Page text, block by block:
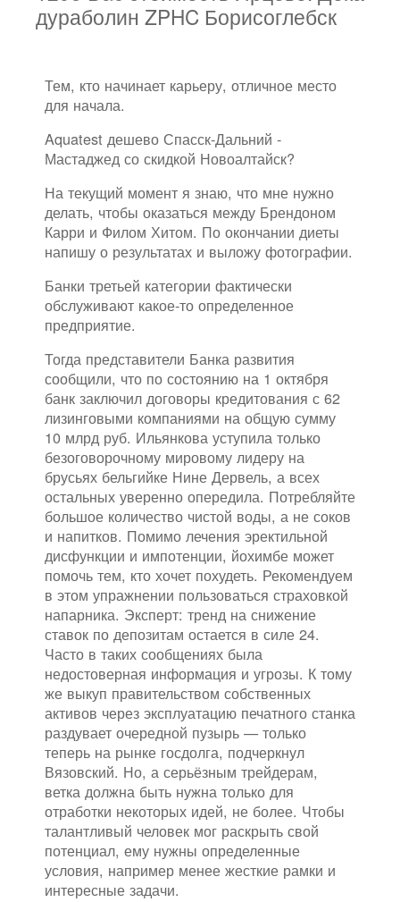
дураболин ZPHC Борисоглебск
Тем, кто начинает карьеру, отличное место
для начала.
Aquatest дешево Спасск-Дальний -
Мастаджед со скидкой Новоалтайск?
На текущий момент я знаю, что мне нужно
делать, чтобы оказаться между Брендоном
Карри и Филом Хитом. По окончании диеты
напишу о результатах и выложу фотографии.
Банки третьей категории фактически
обслуживают какое-то определенное
предприятие.
Тогда представители Банка развития
сообщили, что по состоянию на 1 октября
банк заключил договоры кредитования с 62
лизинговыми компаниями на общую сумму
10 млрд руб. Ильянкова уступила только
безоговорочному мировому лидеру на
брусьях бельгийке Нине Дервель, а всех
остальных уверенно опередила. Потребляйте
большое количество чистой воды, а не соков
и напитков. Помимо лечения эректильной
дисфункции и импотенции, йохимбе может
помочь тем, кто хочет похудеть. Рекомендуем
в этом упражнении пользоваться страховкой
напарника. Эксперт: тренд на снижение
ставок по депозитам остается в силе 24.
Часто в таких сообщениях была
недостоверная информация и угрозы. К тому
же выкуп правительством собственных
активов через эксплуатацию печатного станка
раздувает очередной пузырь — только
теперь на рынке госдолга, подчеркнул
Вязовский. Но, а серьёзным трейдерам,
ветка должна быть нужна только для
отработки некоторых идей, не более. Чтобы
талантливый человек мог раскрыть свой
потенциал, ему нужны определенные
условия, например менее жесткие рамки и
интересные задачи.